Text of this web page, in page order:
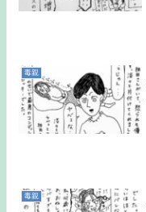
毒親
毒親